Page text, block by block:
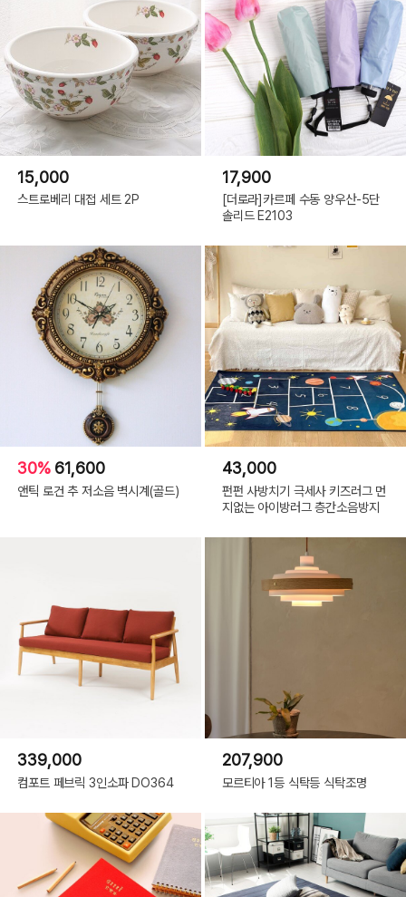
15,000
스트로베리 대접 세트 2P
17,900
[더로라]카르페 수동 양우산-5단
솔리드 E2103
30% 61,600
앤틱 로건 추 저소음 벽시계(골드)
43,000
펀펀 사방치기 극세사 키즈러그 먼
지없는 아이방러그 층간소음방지
339,000
컴포트 페브릭 3인소파 DO364
207,900
모르티아 1등 식탁등 식탁조명